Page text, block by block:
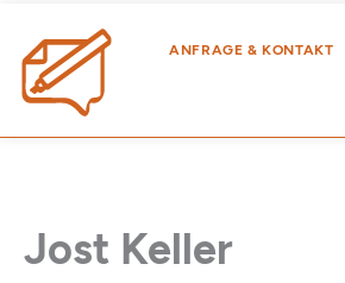
Inhalt
springen
ANFRAGE & KONTAKT
Jost Keller